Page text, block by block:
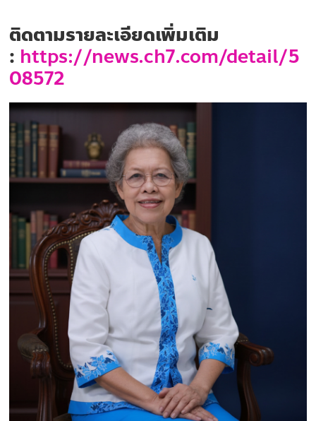
ติดตามรายละเอียดเพิ่มเติม
: https://news.ch7.com/detail/5
08572